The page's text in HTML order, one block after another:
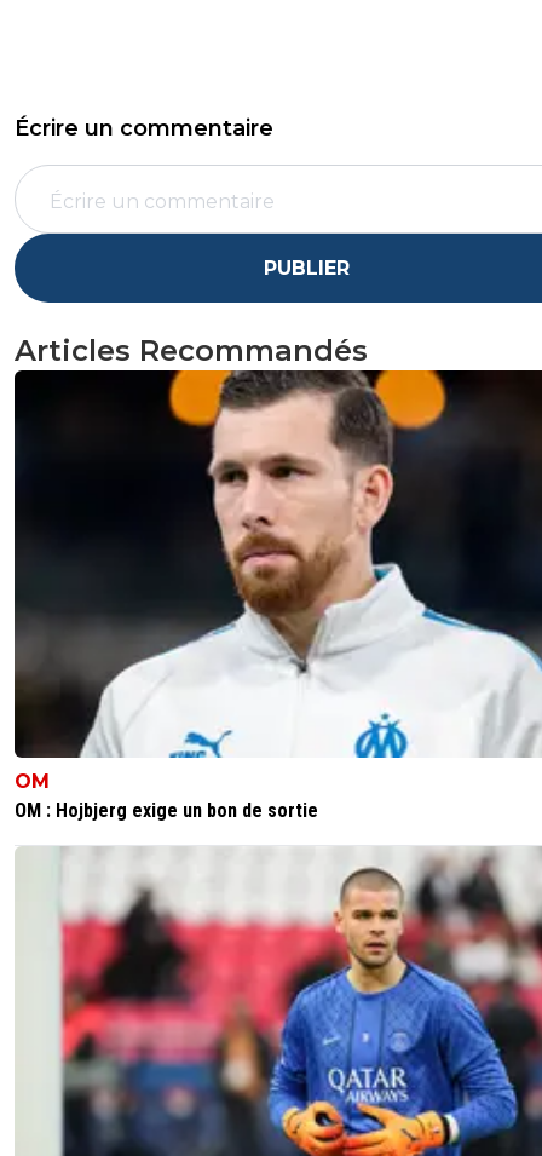
Écrire un commentaire
PUBLIER
Articles Recommandés
OM
OM : Hojbjerg exige un bon de sortie